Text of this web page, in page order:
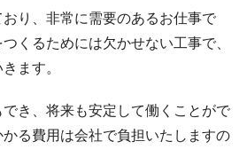
り、非常に需要のあるお仕事で
くるためには欠かせない工事で、
ます。
き、将来も安定して働くことがで
る費用は会社で負担いたしますの